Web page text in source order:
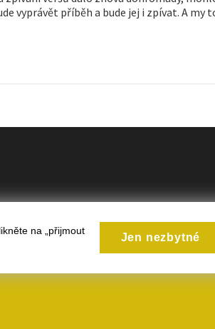
vyprávět příběh a bude jej i zpívat. A
na „přijmout
Jen nezbytné